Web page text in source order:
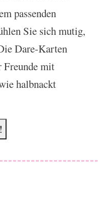
passenden
Sie sich mutig,
Dare-Karten
Freunde mit
halbnackt